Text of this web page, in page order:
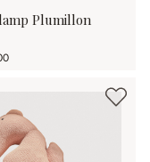
Plumillon